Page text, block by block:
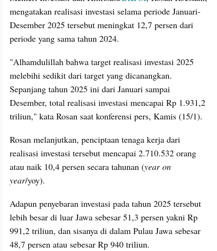
mengatakan realisasi investasi selama periode Januari-
Desember 2025 tersebut meningkat 12,7 persen dari
periode yang sama tahun 2024.
"Alhamdulillah bahwa target realisasi investasi 2025
melebihi sedikit dari target yang dicanangkan.
Sepanjang tahun 2025 ini dari Januari sampai
Desember, total realisasi investasi mencapai Rp 1.931,2
triliun," kata Rosan saat konferensi pers, Kamis (15/1).
Rosan melanjutkan, penciptaan tenaga kerja dari
realisasi investasi tersebut mencapai 2.710.532 orang
atau naik 10,4 persen secara tahunan (year on
year/yoy).
Adapun penyebaran investasi pada tahun 2025 tersebut
lebih besar di luar Jawa sebesar 51,3 persen yakni Rp
991,2 triliun, dan sisanya di dalam Pulau Jawa sebesar
48,7 persen atau sebesar Rp 940 triliun.